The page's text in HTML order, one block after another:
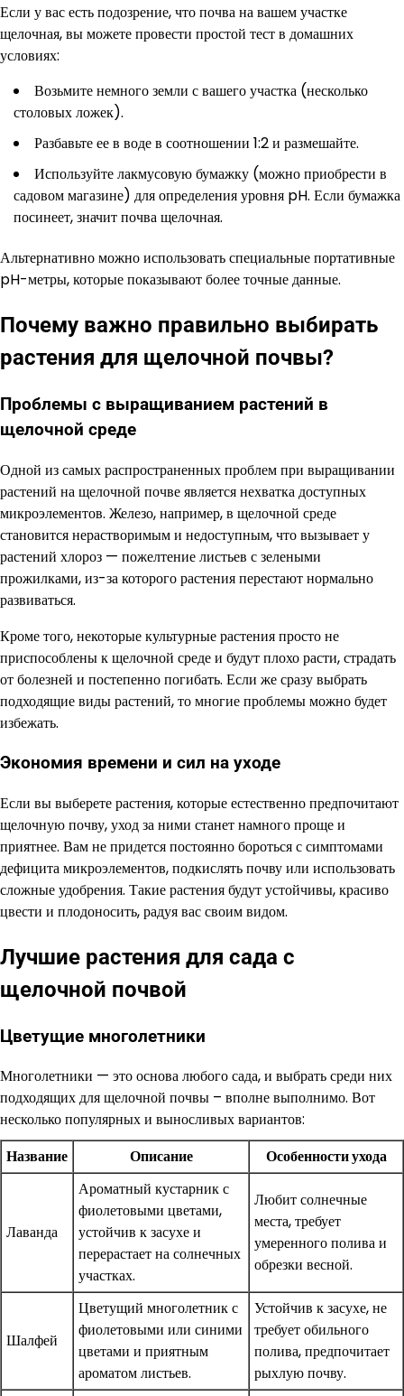
Если у вас есть подозрение, что почва на вашем участке
щелочная, вы можете провести простой тест в домашних
условиях:
Возьмите немного земли с вашего участка (несколько
столовых ложек).
Разбавьте ее в воде в соотношении 1:2 и размешайте.
Используйте лакмусовую бумажку (можно приобрести в
садовом магазине) для определения уровня pH. Если бумажка
посинеет, значит почва щелочная.
Альтернативно можно использовать специальные портативные
pH-метры, которые показывают более точные данные.
Почему важно правильно выбирать
растения для щелочной почвы?
Проблемы с выращиванием растений в
щелочной среде
Одной из самых распространенных проблем при выращивании
растений на щелочной почве является нехватка доступных
микроэлементов. Железо, например, в щелочной среде
становится нерастворимым и недоступным, что вызывает у
растений хлороз — пожелтение листьев с зелеными
прожилками, из-за которого растения перестают нормально
развиваться.
Кроме того, некоторые культурные растения просто не
приспособлены к щелочной среде и будут плохо расти, страдать
от болезней и постепенно погибать. Если же сразу выбрать
подходящие виды растений, то многие проблемы можно будет
избежать.
Экономия времени и сил на уходе
Если вы выберете растения, которые естественно предпочитают
щелочную почву, уход за ними станет намного проще и
приятнее. Вам не придется постоянно бороться с симптомами
дефицита микроэлементов, подкислять почву или использовать
сложные удобрения. Такие растения будут устойчивы, красиво
цвести и плодоносить, радуя вас своим видом.
Лучшие растения для сада с
щелочной почвой
Цветущие многолетники
Многолетники — это основа любого сада, и выбрать среди них
подходящих для щелочной почвы – вполне выполнимо. Вот
несколько популярных и выносливых вариантов:
Название
Описание Особенности ухода
Лаванда
Ароматный кустарник с
фиолетовыми цветами,
устойчив к засухе и
перерастает на солнечных
участках.
Любит солнечные
места, требует
умеренного полива и
обрезки весной.
Шалфей
Цветущий многолетник с
фиолетовыми или синими
цветами и приятным
ароматом листьев.
Устойчив к засухе, не
требует обильного
полива, предпочитает
рыхлую почву.